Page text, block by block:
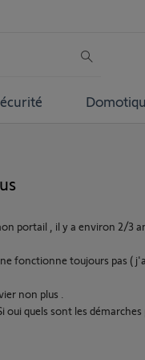
portail , il y a environ 2/3
fonctionne toujours pas (
non plus .
oui quels sont les démarches